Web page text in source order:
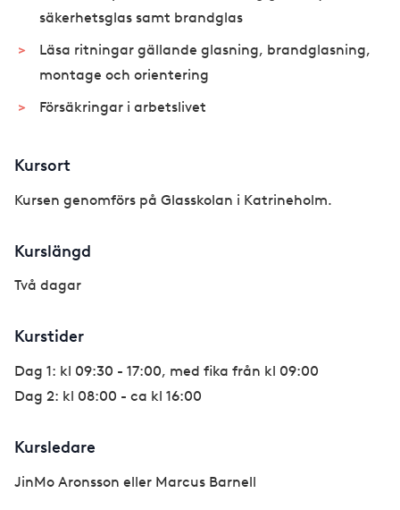
säkerhetsglas samt brandglas
Läsa ritningar gällande glasning, brandglasning,
montage och orientering
Försäkringar i arbetslivet
Kursort
Kursen genomförs på Glasskolan i Katrineholm.
Kurslängd
Två dagar
Kurstider
Dag 1: kl 09:30 - 17:00, med fika från kl 09:00
Dag 2: kl 08:00 - ca kl 16:00
Kursledare
JinMo Aronsson eller Marcus Barnell